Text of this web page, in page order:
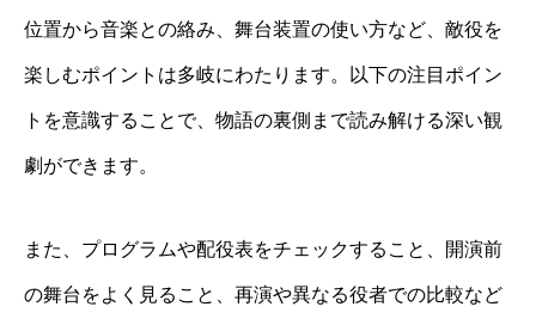
位置から音楽との絡み、舞台装置の使い方など、敵役を
楽しむポイントは多岐にわたります。以下の注目ポイン
トを意識することで、物語の裏側まで読み解ける深い観
劇ができます。
また、プログラムや配役表をチェックすること、開演前
の舞台をよく見ること、再演や異なる役者での比較など